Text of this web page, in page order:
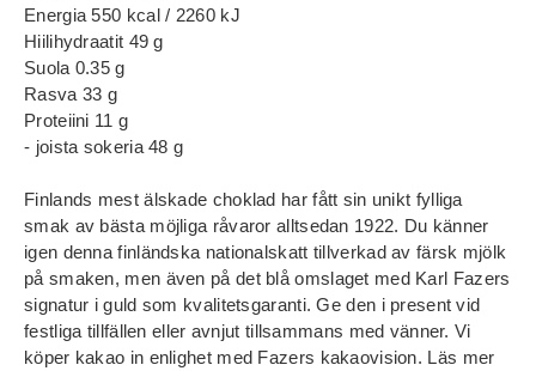
Energia 550 kcal / 2260 kJ
Hiilihydraatit 49 g
Suola 0.35 g
Rasva 33 g
Proteiini 11 g
- joista sokeria 48 g
Finlands mest älskade choklad har fått sin unikt fylliga
smak av bästa möjliga råvaror alltsedan 1922. Du känner
igen denna finländska nationalskatt tillverkad av färsk mjölk
på smaken, men även på det blå omslaget med Karl Fazers
signatur i guld som kvalitetsgaranti. Ge den i present vid
festliga tillfällen eller avnjut tillsammans med vänner. Vi
köper kakao in enlighet med Fazers kakaovision. Läs mer